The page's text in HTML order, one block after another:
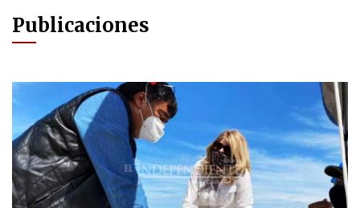
Publicaciones